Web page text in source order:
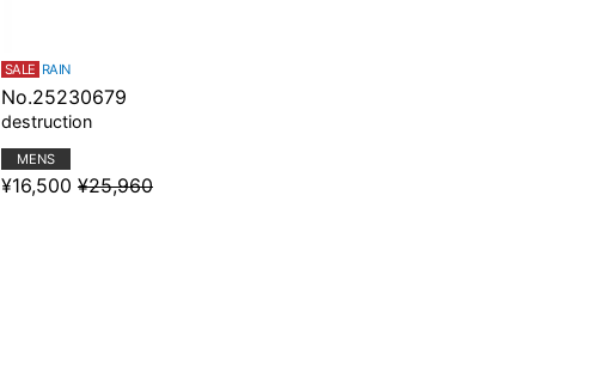
SALE RAIN
No.25230679
destruction
MENS
¥16,500 ¥25,960